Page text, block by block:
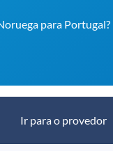
para Portugal?
Ir para o provedor